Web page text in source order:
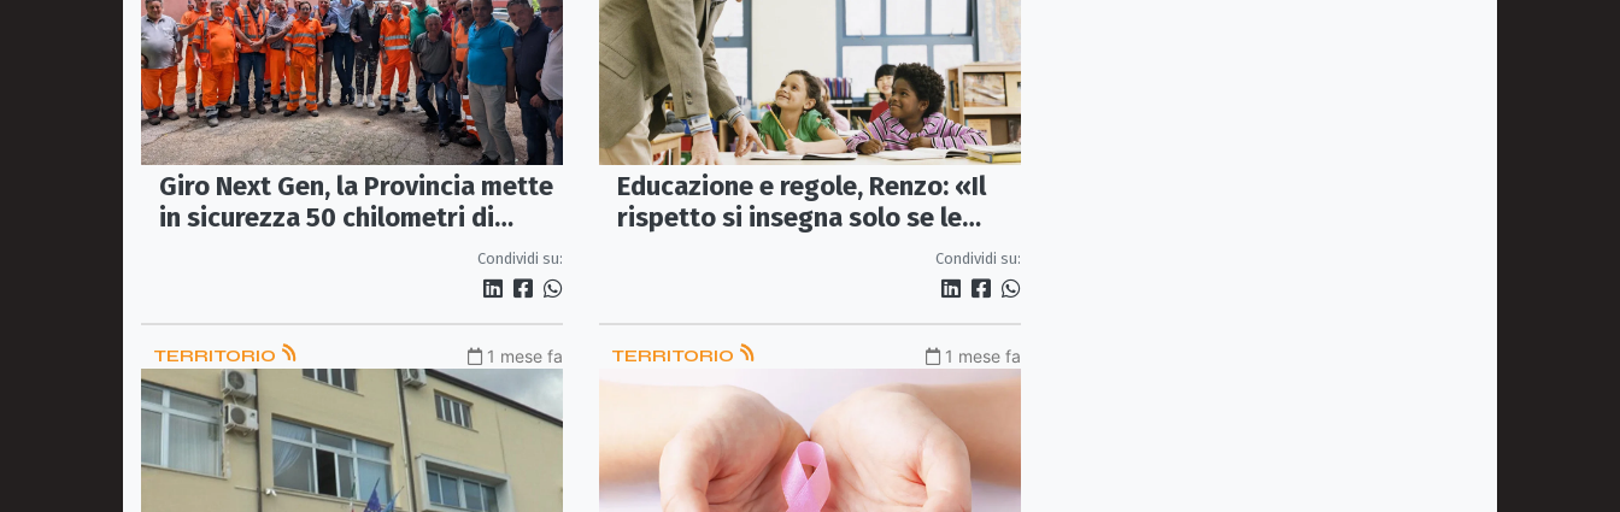
Giro Next Gen, la Provincia mette
in sicurezza 50 chilometri di
strade tra Sibaritide e PollinoCondividi su:
Educazione e regole, Renzo: «Il
rispetto si insegna solo se le
istituzioni danno l’esempio»Condividi su:
TERRITORIO 1 mese fa TERRITORIO 1 mese fa